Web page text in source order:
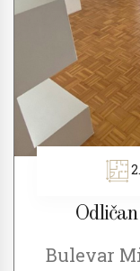
Bulevar